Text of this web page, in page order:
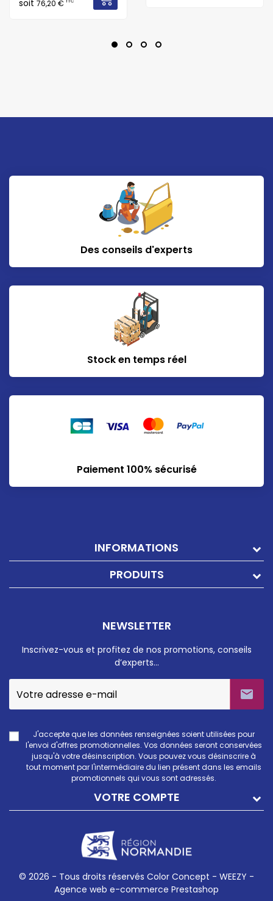
soit 76,20 €
Des conseils d'experts
Stock en temps réel
Paiement 100% sécurisé
INFORMATIONS
PRODUITS
NEWSLETTER
Inscrivez-vous et profitez de nos promotions, conseils
d’experts…

J'accepte que les données renseignées soient utilisées pour
l'envoi d'offres promotionnelles. Vos données seront conservées
jusqu'à votre désinscription. Vous pouvez vous désinscrire à
tout moment par l'intermédiaire du lien présent dans les emails
promotionnels qui vous sont adressés.
VOTRE COMPTE
© 2026 - Tous droits réservés Color Concept - WEEZY -
Agence web e-commerce Prestashop